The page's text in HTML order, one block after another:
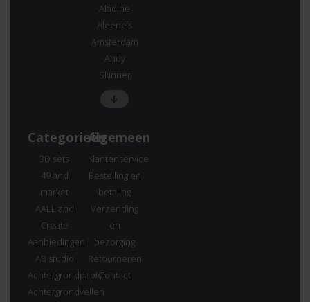
Aladine
Aleene’s
Amsterdam
Andy
Skinner
Categorieën
3D sets
49 and
market
AALL and
Create
Aanbiedingen
AB studio
Achtergrondpapier
Achtergrondvellen
Algemeen
Klantenservice
Bestelling en
betaling
Verzending
en
bezorging
Retourneren
Contact